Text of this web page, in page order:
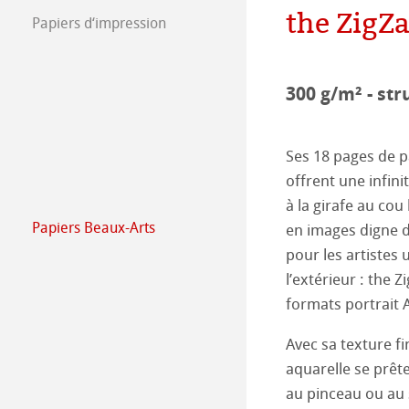
Ressources
Job
Papiers d‘impression
FineArt
Natural Line
Glossy FineArt
Canvas FineArt
FAQ
Installation des
Harman by
Hahnemühle
Certified Studio
Contact
Album Jet
Album Jet
Hahnemühle
Papiers Gravure
Papiers Beaux-Arts
Hahnemühle
The Collection
The Collection -
The Collection -
Papiers
Watercolour
the
300 g/m² -
Ses 18 pages de
offrent une
à la girafe au
en images digne
pour les artistes
l’extérieur : the
formats portrait
Avec sa texture
aquarelle se
au pinceau ou au